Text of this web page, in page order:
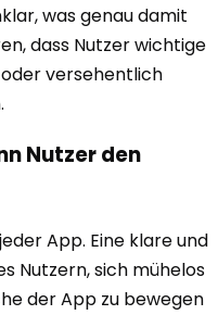
was genau damit
dass Nutzer wichtige
versehentlich
Nutzer den
App. Eine klare und
Nutzern, sich mühelos
der App zu bewegen